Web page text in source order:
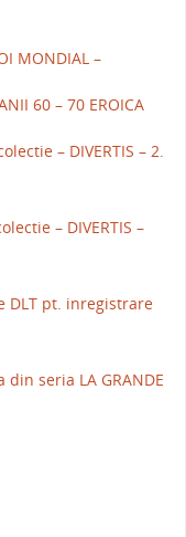
MONDIAL –
60 – 70 EROICA
– DIVERTIS – 2.
– DIVERTIS –
DLT pt. inregistrare
seria LA GRANDE